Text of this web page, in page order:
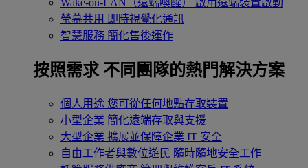
Wake-on-LAN（遠端喚醒）
啟用遠端裝置啟動
螢幕共用 即時視覺化通訊
智慧服務 簡化售後運作
按照需求 不同團隊的熱門解決方案
個人用途 您可從任何地點存取裝置
小型企業 簡化遠端存取與支援
大型企業 擴展並保障企業 IT 安全
自由工作者與數位遊民 隨時隨地安全工作